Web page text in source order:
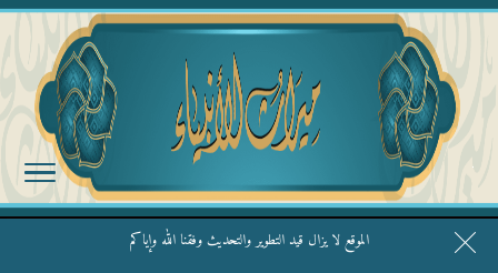
الموقع لا يزال قيد التطوير والتحديث وفقنا الله وإياكم
قال الشيخ ربيع وفقه الله: نحن ليس عندنا تقديس الأشخاص